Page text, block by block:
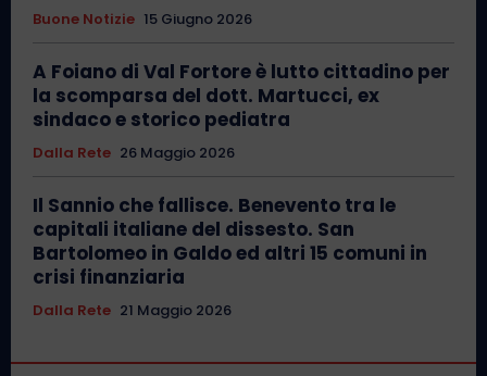
Buone Notizie 15 Giugno 2026
A Foiano di Val Fortore è lutto cittadino per
la scomparsa del dott. Martucci, ex
sindaco e storico pediatra
Dalla Rete 26 Maggio 2026
Il Sannio che fallisce. Benevento tra le
capitali italiane del dissesto. San
Bartolomeo in Galdo ed altri 15 comuni in
crisi finanziaria
Dalla Rete 21 Maggio 2026